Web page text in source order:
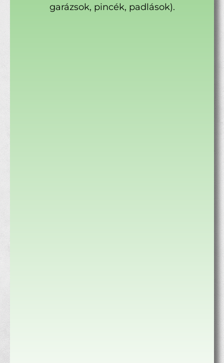
garázsok, pincék, padlások).